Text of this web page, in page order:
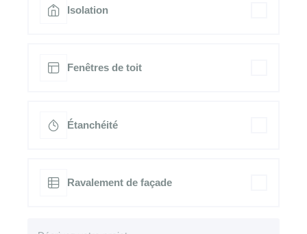
Isolation
Fenêtres de toit
Étanchéité
Ravalement de façade